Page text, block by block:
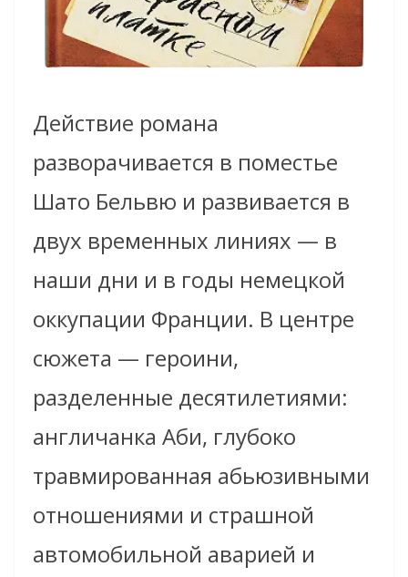
Действие романа
разворачивается в поместье
Шато Бельвю и развивается в
двух временных линиях — в
наши дни и в годы немецкой
оккупации Франции. В центре
сюжета — героини,
разделенные десятилетиями:
англичанка Аби, глубоко
травмированная абьюзивными
отношениями и страшной
автомобильной аварией и